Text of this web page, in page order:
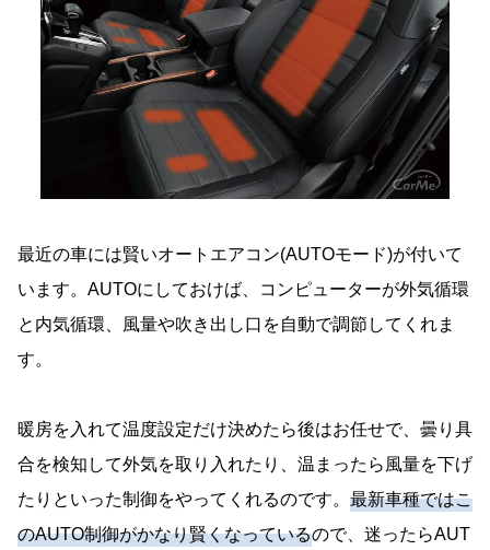
最近の車には賢いオートエアコン(AUTOモード)が付いて
います。AUTOにしておけば、コンピューターが外気循環
と内気循環、風量や吹き出し口を自動で調節してくれま
す。
暖房を入れて温度設定だけ決めたら後はお任せで、曇り具
合を検知して外気を取り入れたり、温まったら風量を下げ
たりといった制御をやってくれるのです。 最新車種ではこ
のAUTO制御がかなり賢くなっているので、迷ったらAUT